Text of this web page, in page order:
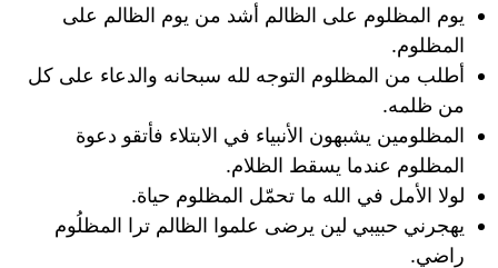
يوم المظلوم على الظالم أشد من يوم الظالم على
المظلوم.
أطلب من المظلوم التوجه لله سبحانه والدعاء على كل
من ظلمه.
المظلومين يشبهون الأنبياء في الابتلاء فأتقو دعوة
المظلوم عندما يسقط الظلام.
لولا الأمل في الله ما تحمّل المظلوم حياة.
يهجرني حبيبي لين يرضى علموا الظالم ترا المظلُوم
راضي.